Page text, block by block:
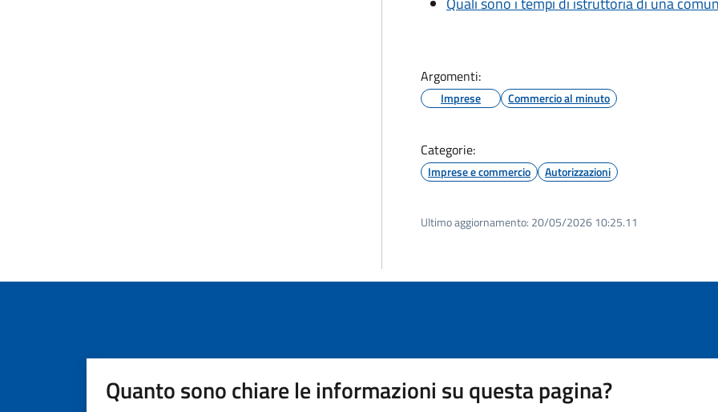
Argomenti:
Imprese Commercio al minuto
Categorie:
Imprese e commercio Autorizzazioni
Ultimo aggiornamento: 20/05/2026 10:25.11
Quanto sono chiare le informazioni su questa pagina?